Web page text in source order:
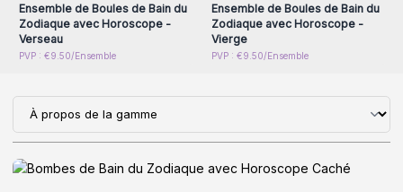
Ensemble de Boules de Bain du
Zodiaque avec Horoscope -
Verseau
PVP : €9.50/Ensemble
Ensemble de Boules de Bain du
Zodiaque avec Horoscope -
Vierge
PVP : €9.50/Ensemble